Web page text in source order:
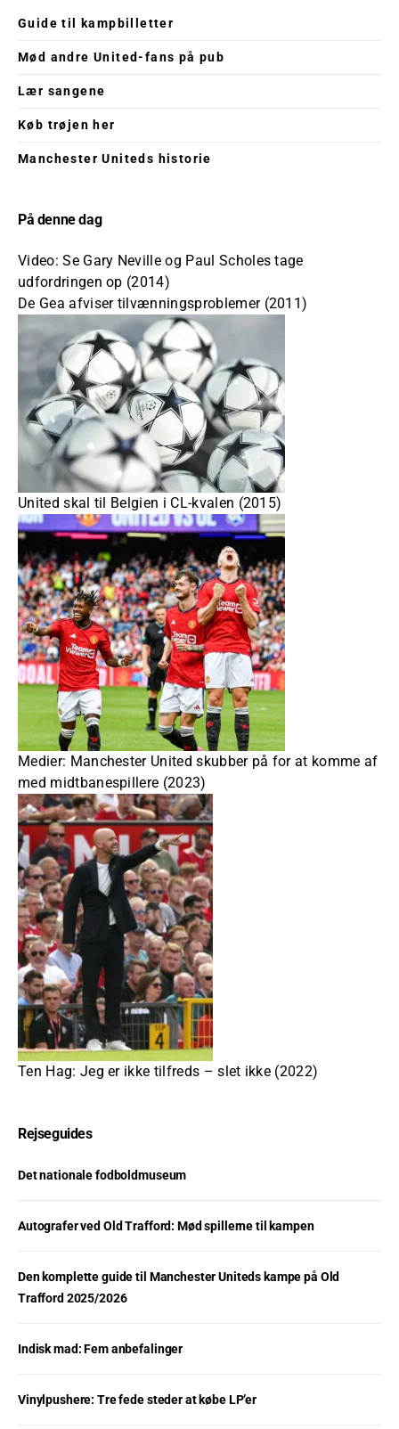
Guide til kampbilletter
Mød andre United-fans på pub
Lær sangene
Køb trøjen her
Manchester Uniteds historie
På denne dag
Video: Se Gary Neville og Paul Scholes tage
udfordringen op (2014)
De Gea afviser tilvænningsproblemer (2011)
United skal til Belgien i CL-kvalen (2015)
Medier: Manchester United skubber på for at komme af
med midtbanespillere (2023)
Ten Hag: Jeg er ikke tilfreds – slet ikke (2022)
Rejseguides
Det nationale fodboldmuseum
Autografer ved Old Trafford: Mød spillerne til kampen
Den komplette guide til Manchester Uniteds kampe på Old
Trafford 2025/2026
Indisk mad: Fem anbefalinger
Vinylpushere: Tre fede steder at købe LP’er